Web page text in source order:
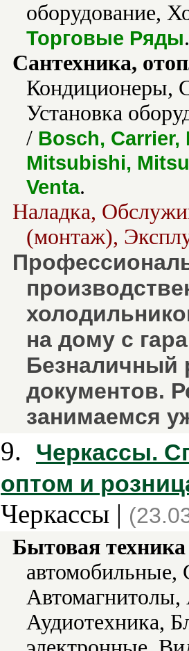
оборудование,
Торговые Ряды.
Сантехника,
Кондиционеры,
Установка
/ Bosch, Carrier,
Mitsubishi,
Venta.
Наладка,
(монтаж),
на дому с
Безналичный
документов.
занимаемся
9.
Черкассы.
оптом и
Черкассы |
Бытовая
автомобильные,
Аудиотехника,